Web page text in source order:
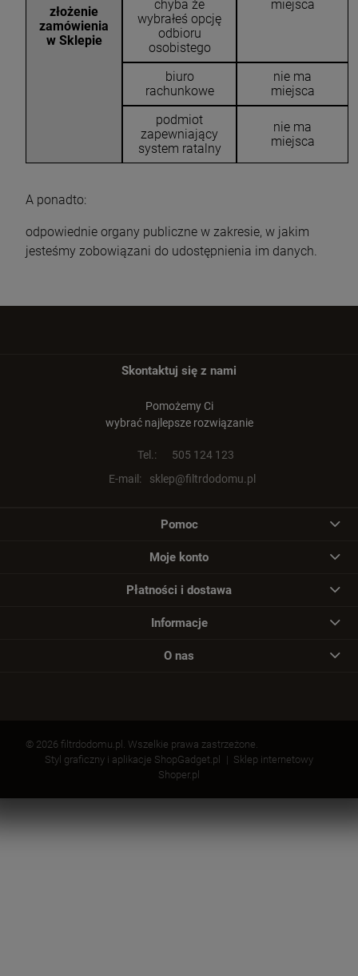
złożenie
zamówienia
w Sklepie
chyba że
wybrałeś opcję
odbioru
osobistego
miejsca
biuro
rachunkowe
nie ma
miejsca
podmiot
zapewniający
system ratalny
nie ma
miejsca
A ponadto:
odpowiednie organy publiczne w zakresie, w jakim
jesteśmy zobowiązani do udostępnienia im danych.
Skontaktuj się z nami
Pomożemy Ci
wybrać najlepsze rozwiązanie
Tel.:
505 124 123
E-mail:
sklep@filtrdodomu.pl
Pomoc
Moje konto
Płatności i dostawa
Informacje
O nas
© 2026 filtrdodomu.pl. Wszelkie prawa zastrzeżone.
Styl graficzny i aplikacje ShopGadget.pl
Sklep internetowy
Shoper.pl